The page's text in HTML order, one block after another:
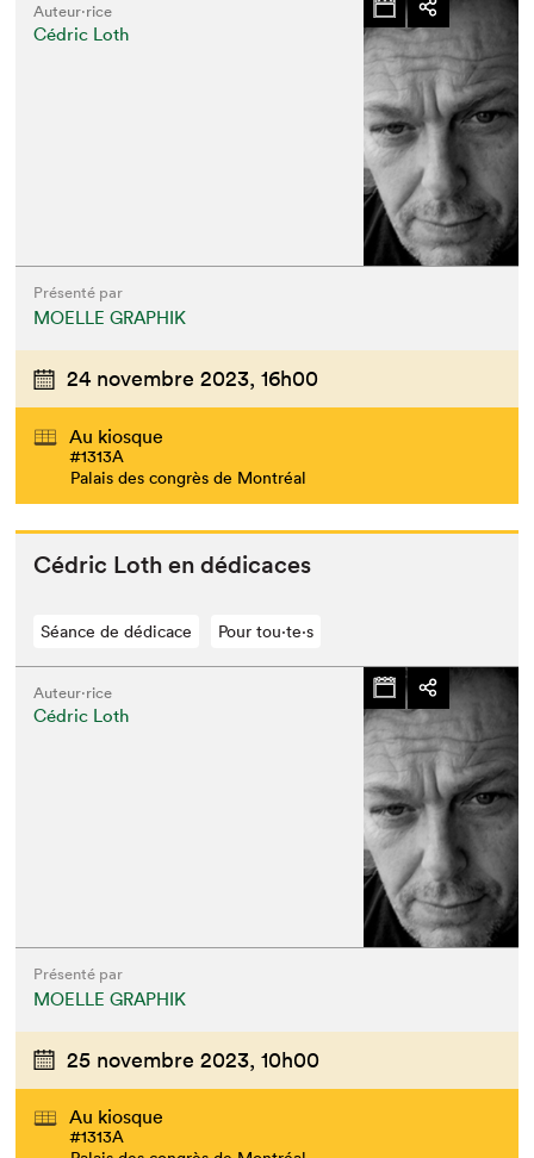
Auteur·rice
Cédric Loth
Présenté par
MOELLE GRAPHIK
24 novembre 2023, 16h00
Au kiosque
#1313A
Palais des congrès de Montréal
Cédric Loth en dédicaces
Séance de dédicace Pour tou⋅te⋅s
Auteur·rice
Cédric Loth
Présenté par
MOELLE GRAPHIK
25 novembre 2023, 10h00
Au kiosque
#1313A